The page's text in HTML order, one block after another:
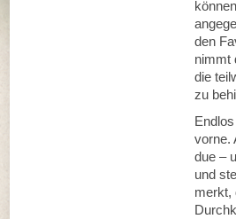
den
nimmt
die
zu
vorne.
due –
und
merkt,